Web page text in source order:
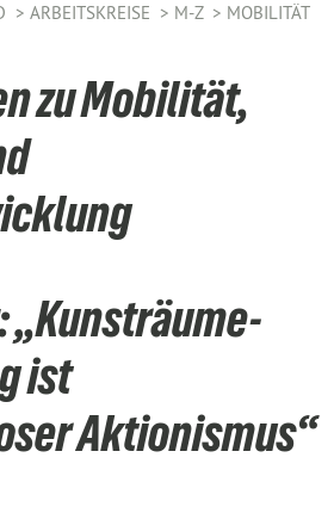
ARBEITSKREISE M-Z MOBILITÄT
zu Mobilität,
„Kunsträume-
ist
Aktionismus“